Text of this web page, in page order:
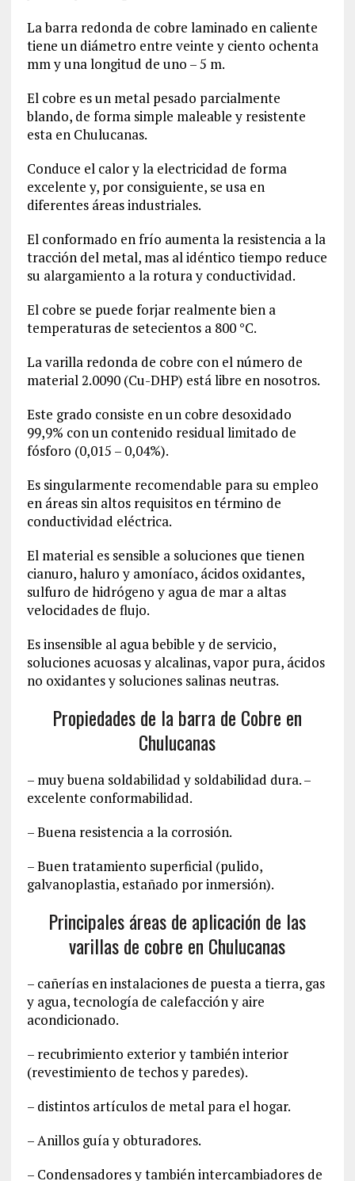
La barra redonda de cobre laminado en caliente
tiene un diámetro entre veinte y ciento ochenta
mm y una longitud de uno – 5 m.
El cobre es un metal pesado parcialmente
blando, de forma simple maleable y resistente
esta en Chulucanas.
Conduce el calor y la electricidad de forma
excelente y, por consiguiente, se usa en
diferentes áreas industriales.
El conformado en frío aumenta la resistencia a la
tracción del metal, mas al idéntico tiempo reduce
su alargamiento a la rotura y conductividad.
El cobre se puede forjar realmente bien a
temperaturas de setecientos a 800 °C.
La varilla redonda de cobre con el número de
material2.0090(Cu-DHP) está libre en nosotros.
Este grado consiste en un cobre desoxidado
99,9% con un contenido residual limitado de
fósforo (0,015 – 0,04%).
Es singularmente recomendable para su empleo
en áreas sin altos requisitos en término de
conductividad eléctrica.
El material es sensible a soluciones que tienen
cianuro, haluro y amoníaco, ácidos oxidantes,
sulfuro de hidrógeno y agua de mar a altas
velocidades de flujo.
Es insensible al agua bebible y de servicio,
soluciones acuosas y alcalinas, vapor pura, ácidos
no oxidantes y soluciones salinas neutras.
Propiedades de la barra de Cobre en
Chulucanas
– muy buena soldabilidad y soldabilidad dura. –
excelente conformabilidad.
– Buena resistencia a la corrosión.
– Buen tratamiento superficial (pulido,
galvanoplastia, estañado por inmersión).
Principales áreas de aplicación de las
varillas de cobre en Chulucanas
– cañerías en instalaciones de puesta a tierra, gas
y agua, tecnología de calefacción y aire
acondicionado.
– recubrimiento exterior y también interior
(revestimiento de techos y paredes).
– distintos artículos de metal para el hogar.
– Anillos guía y obturadores.
– Condensadores y también intercambiadores de